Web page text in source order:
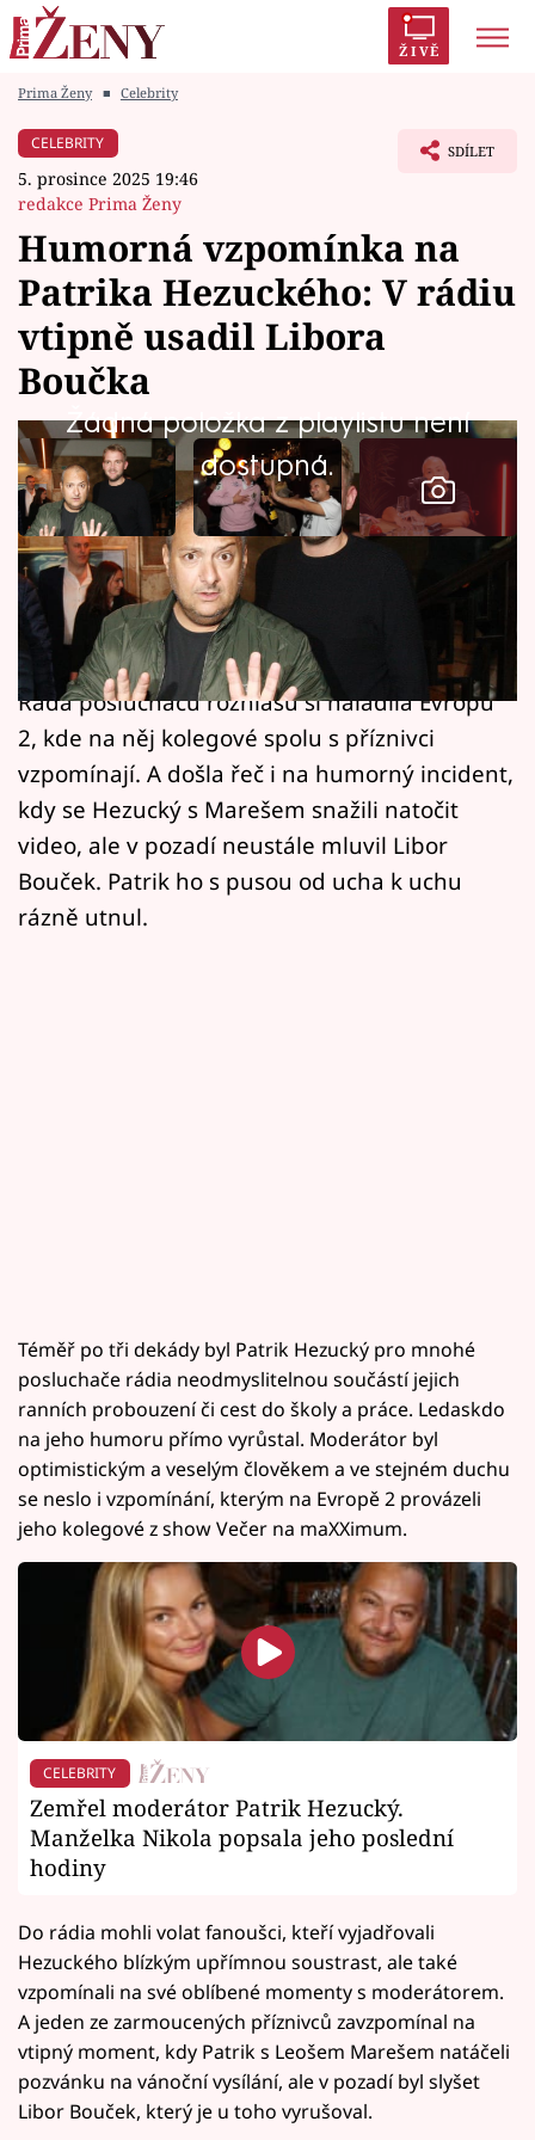
ŽIVĚ
Módní alarm
Témata
Celebrity
Vztahy
Seriály
Horoskopy
Sledujte prima+
Filmový festival Karlovy Vary
Pořady
Mámy sobě
Přihlášení
Prima Ženy ■ Celebrity
CELEBRITY
5. prosince 2025 19:46
redakce Prima Ženy
SDÍLET
Humorná vzpomínka na
Patrika Hezuckého: V rádiu
vtipně usadil Libora
Boučka
Žádná položka z playlistu není
dostupná.
Skon oblíbeného moderátora Patrika
Hezuckého, který v 55 letech podlehl vážnému
onemocnění, rezonuje Českou republikou.
Řada posluchačů rozhlasu si naladila Evropu
2, kde na něj kolegové spolu s příznivci
vzpomínají. A došla řeč i na humorný incident,
kdy se Hezucký s Marešem snažili natočit
video, ale v pozadí neustále mluvil Libor
Bouček. Patrik ho s pusou od ucha k uchu
rázně utnul.
Téměř po tři dekády byl Patrik Hezucký pro mnohé
posluchače rádia neodmyslitelnou součástí jejich
ranních probouzení či cest do školy a práce. Ledaskdo
na jeho humoru přímo vyrůstal. Moderátor byl
optimistickým a veselým člověkem a ve stejném duchu
se neslo i vzpomínání, kterým na Evropě 2 provázeli
jeho kolegové z show Večer na maXXimum.
CELEBRITY
Zemřel moderátor Patrik Hezucký.
Manželka Nikola popsala jeho poslední
hodiny
Do rádia mohli volat fanoušci, kteří vyjadřovali
Hezuckého blízkým upřímnou soustrast, ale také
vzpomínali na své oblíbené momenty s moderátorem.
A jeden ze zarmoucených příznivců zavzpomínal na
vtipný moment, kdy Patrik s Leošem Marešem natáčeli
pozvánku na vánoční vysílání, ale v pozadí byl slyšet
Libor Bouček, který je u toho vyrušoval.